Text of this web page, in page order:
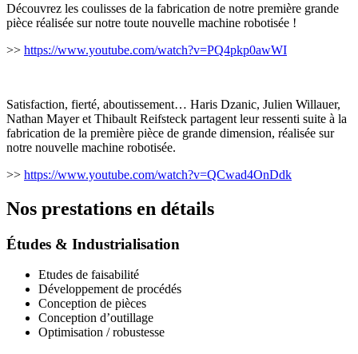
Découvrez les coulisses de la fabrication de notre première grande
pièce réalisée sur notre toute nouvelle machine robotisée !
>> https://www.youtube.com/watch?v=PQ4pkp0awWI
Satisfaction, fierté, aboutissement… Haris Dzanic, Julien Willauer,
Nathan Mayer et Thibault Reifsteck partagent leur ressenti suite à la
fabrication de la première pièce de grande dimension, réalisée sur
notre nouvelle machine robotisée.
>> https://www.youtube.com/watch?v=QCwad4OnDdk
Nos prestations en détails
Études & Industrialisation
Etudes de faisabilité
Développement de procédés
Conception de pièces
Conception d’outillage
Optimisation / robustesse